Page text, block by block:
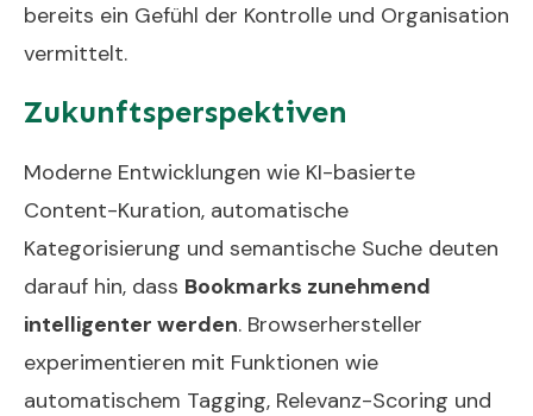
bereits ein Gefühl der Kontrolle und Organisation
vermittelt.
Zukunftsperspektiven
Moderne Entwicklungen wie KI-basierte
Content-Kuration, automatische
Kategorisierung und semantische Suche deuten
darauf hin, dass Bookmarks zunehmend
intelligenter werden. Browserhersteller
experimentieren mit Funktionen wie
automatischem Tagging, Relevanz-Scoring und